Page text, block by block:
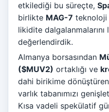
etkilediği bu süreçte,
birlikte MAG-7 teknoloji
likidite dalgalanmalarını
değerlendirdik.
Almanya borsasından
($MUV2) ortaklığı ve
dahi birikime
varlık tabanımızı
Kısa vadeli spekülatif